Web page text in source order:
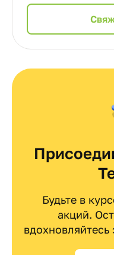
Будьте в
акций.